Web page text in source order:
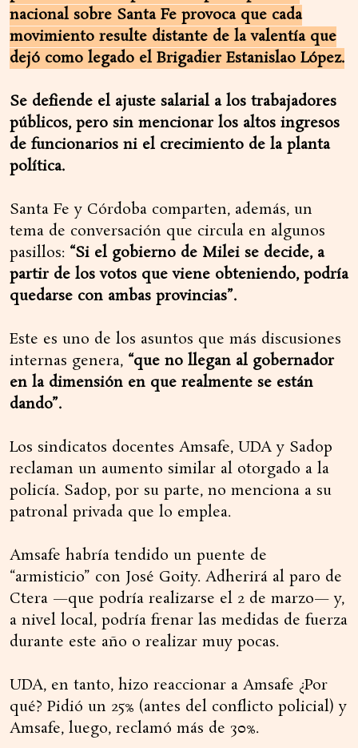
nacional sobre Santa Fe provoca que cada
movimiento resulte distante de la valentía que
dejó como legado el Brigadier Estanislao López.
Se defiende el ajuste salarial a los trabajadores
públicos, pero sin mencionar los altos ingresos
de funcionarios ni el crecimiento de la planta
política.
Santa Fe y Córdoba comparten, además, un
tema de conversación que circula en algunos
pasillos: “Si el gobierno de Milei se decide, a
partir de los votos que viene obteniendo, podría
quedarse con ambas provincias”.
Este es uno de los asuntos que más discusiones
internas genera, “que no llegan al gobernador
en la dimensión en que realmente se están
dando”.
Los sindicatos docentes Amsafe, UDA y Sadop
reclaman un aumento similar al otorgado a la
policía. Sadop, por su parte, no menciona a su
patronal privada que lo emplea.
Amsafe habría tendido un puente de
“armisticio” con José Goity. Adherirá al paro de
Ctera —que podría realizarse el 2 de marzo— y,
a nivel local, podría frenar las medidas de fuerza
durante este año o realizar muy pocas.
UDA, en tanto, hizo reaccionar a Amsafe ¿Por
qué? Pidió un 25% (antes del conflicto policial) y
Amsafe, luego, reclamó más de 30%.